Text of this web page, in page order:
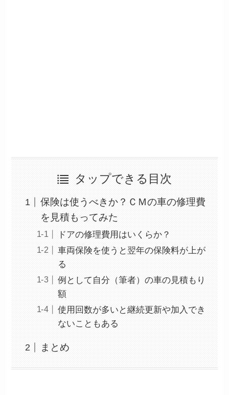
タップできる目次
保険は使うべきか？ＣＭの車の修理費
を見積もってみた
ドアの修理費用はいくらか？
車両保険を使うと翌年の保険料が上が
る
例として自分（筆者）の車の見積もり
額
使用回数が多いと継続更新や加入でき
ないこともある
まとめ